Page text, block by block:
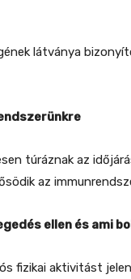
látványa
túráznak az
az
ellen és ami
fizikai aktivitást